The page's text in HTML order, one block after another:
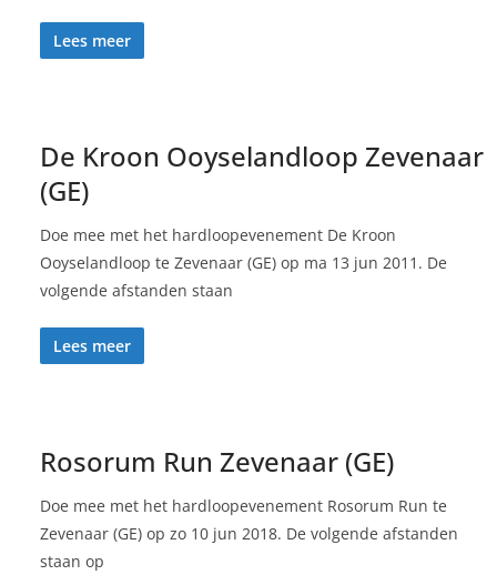
Lees meer
De Kroon Ooyselandloop Zevenaar
(GE)
Doe mee met het hardloopevenement De Kroon
Ooyselandloop te Zevenaar (GE) op ma 13 jun 2011. De
volgende afstanden staan
Lees meer
Rosorum Run Zevenaar (GE)
Doe mee met het hardloopevenement Rosorum Run te
Zevenaar (GE) op zo 10 jun 2018. De volgende afstanden
staan op